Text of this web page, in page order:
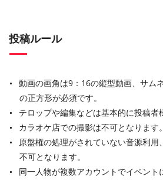
投稿ルール
動画の画角は9：16の縦型動画、サム
の正方形が必須です。
テロップや編集などは基本的に投稿者
カラオケ店での撮影は不可となります。
原盤権の処理がされていない音源利用
不可となります。
同一人物が複数アカウントでイベント